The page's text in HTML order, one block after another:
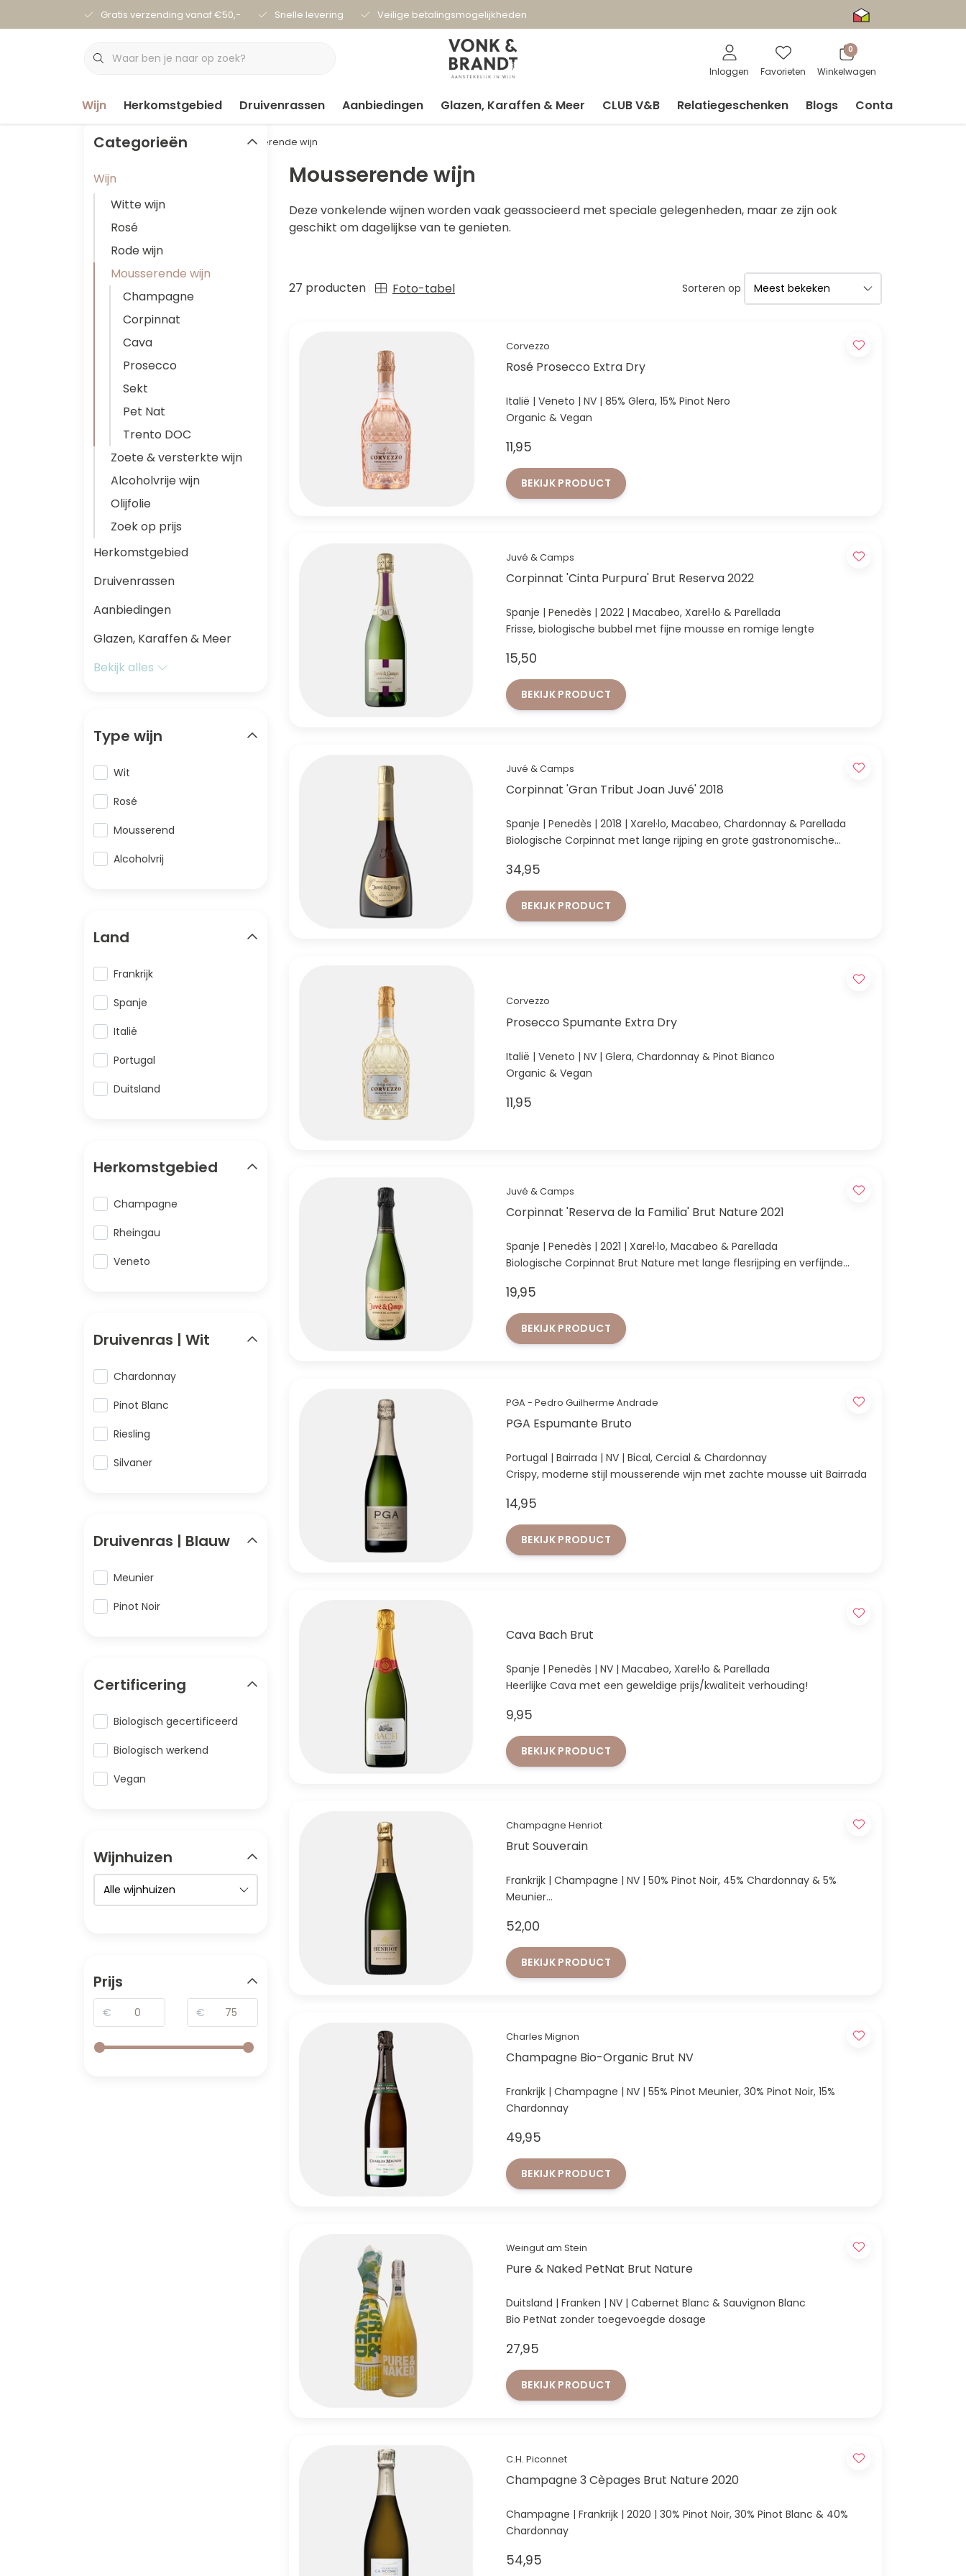
Gratis verzending vanaf €50,- Snelle levering Veilige betalingsmogelijkheden
Inloggen Favorieten
0
Winkelwagen
Wijn Herkomstgebied Druivenrassen Aanbiedingen Glazen, Karaffen & Meer CLUB V&B Relatiegeschenken Blogs Contact
Terug naar home Mousserende wijn
Mousserende wijn
Deze vonkelende wijnen worden vaak geassocieerd met speciale gelegenheden, maar ze zijn ook
geschikt om dagelijkse van te genieten.
27 producten Foto-tabel Sorteren op
Corvezzo
Rosé Prosecco Extra Dry
Italië | Veneto | NV | 85% Glera, 15% Pinot Nero
Organic & Vegan
11,95
BEKIJK PRODUCT
Juvé & Camps
Corpinnat 'Cinta Purpura' Brut Reserva 2022
Spanje | Penedès | 2022 | Macabeo, Xarel·lo & Parellada
Frisse, biologische bubbel met fijne mousse en romige lengte
15,50
BEKIJK PRODUCT
Juvé & Camps
Corpinnat 'Gran Tribut Joan Juvé' 2018
Spanje | Penedès | 2018 | Xarel·lo, Macabeo, Chardonnay & Parellada
Biologische Corpinnat met lange rijping en grote gastronomische
34,95
BEKIJK PRODUCT
Corvezzo
Prosecco Spumante Extra Dry
Italië | Veneto | NV | Glera, Chardonnay & Pinot Bianco
Organic & Vegan
11,95
Juvé & Camps
Corpinnat 'Reserva de la Familia' Brut Nature 2021
Spanje | Penedès | 2021 | Xarel·lo, Macabeo & Parellada
Biologische Corpinnat Brut Nature met lange flesrijping en verfijnde
19,95
BEKIJK PRODUCT
PGA - Pedro Guilherme Andrade
PGA Espumante Bruto
Portugal | Bairrada | NV | Bical, Cercial & Chardonnay
Crispy, moderne stijl mousserende wijn met zachte mousse uit Bairrada
14,95
BEKIJK PRODUCT
Cava Bach Brut
Spanje | Penedès | NV | Macabeo, Xarel·lo & Parellada
Heerlijke Cava met een geweldige prijs/kwaliteit verhouding!
9,95
BEKIJK PRODUCT
Champagne Henriot
Brut Souverain
Frankrijk | Champagne | NV | 50% Pinot Noir, 45% Chardonnay & 5%
Meunier
elegant.
52,00
BEKIJK PRODUCT
Charles Mignon
Champagne Bio-Organic Brut NV
Frankrijk | Champagne | NV | 55% Pinot Meunier, 30% Pinot Noir, 15%
Chardonnay
49,95
BEKIJK PRODUCT
Weingut am Stein
Pure & Naked PetNat Brut Nature
Duitsland | Franken | NV | Cabernet Blanc & Sauvignon Blanc
Bio PetNat zonder toegevoegde dosage
27,95
BEKIJK PRODUCT
C.H. Piconnet
Champagne 3 Cèpages Brut Nature 2020
Champagne | Frankrijk | 2020 | 30% Pinot Noir, 30% Pinot Blanc & 40%
Chardonnay
54,95
Categorieën
Wijn
Witte wijn
Rosé
Rode wijn
Mousserende wijn
Champagne
Corpinnat
Cava
Prosecco
Sekt
Pet Nat
Trento DOC
Zoete & versterkte wijn
Alcoholvrije wijn
Olijfolie
Zoek op prijs
Herkomstgebied
Druivenrassen
Aanbiedingen
Glazen, Karaffen & Meer
Bekijk alles
Type wijn
Wit
Rosé
Mousserend
Alcoholvrij
Land
Frankrijk
Spanje
Italië
Portugal
Duitsland
Herkomstgebied
Champagne
Rheingau
Veneto
Druivenras | Wit
Chardonnay
Pinot Blanc
Riesling
Silvaner
Druivenras | Blauw
Meunier
Pinot Noir
Certificering
Biologisch gecertificeerd
Biologisch werkend
Vegan
Wijnhuizen
Prijs
€ €